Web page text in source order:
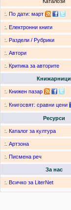
:. По дати: март
:. Електронни книги
:. Раздели / Рубрики
:. Автори
:. Критика за авторите
Книжарници
:. Книжен пазар
:. Книгосвят: сравни цени
Ресурси
:. Каталог за култура
:. Артзона
:. Писмена реч
За нас
:. Всичко за LiterNet